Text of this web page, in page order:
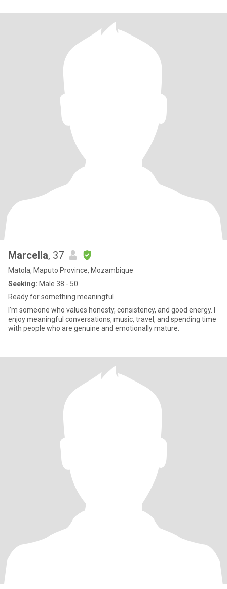
Marcella, 37
Matola, Maputo Province, Mozambique
Seeking: Male 38 - 50
Ready for something meaningful.
I’m someone who values honesty, consistency, and good energy. I
enjoy meaningful conversations, music, travel, and spending time
with people who are genuine and emotionally mature.